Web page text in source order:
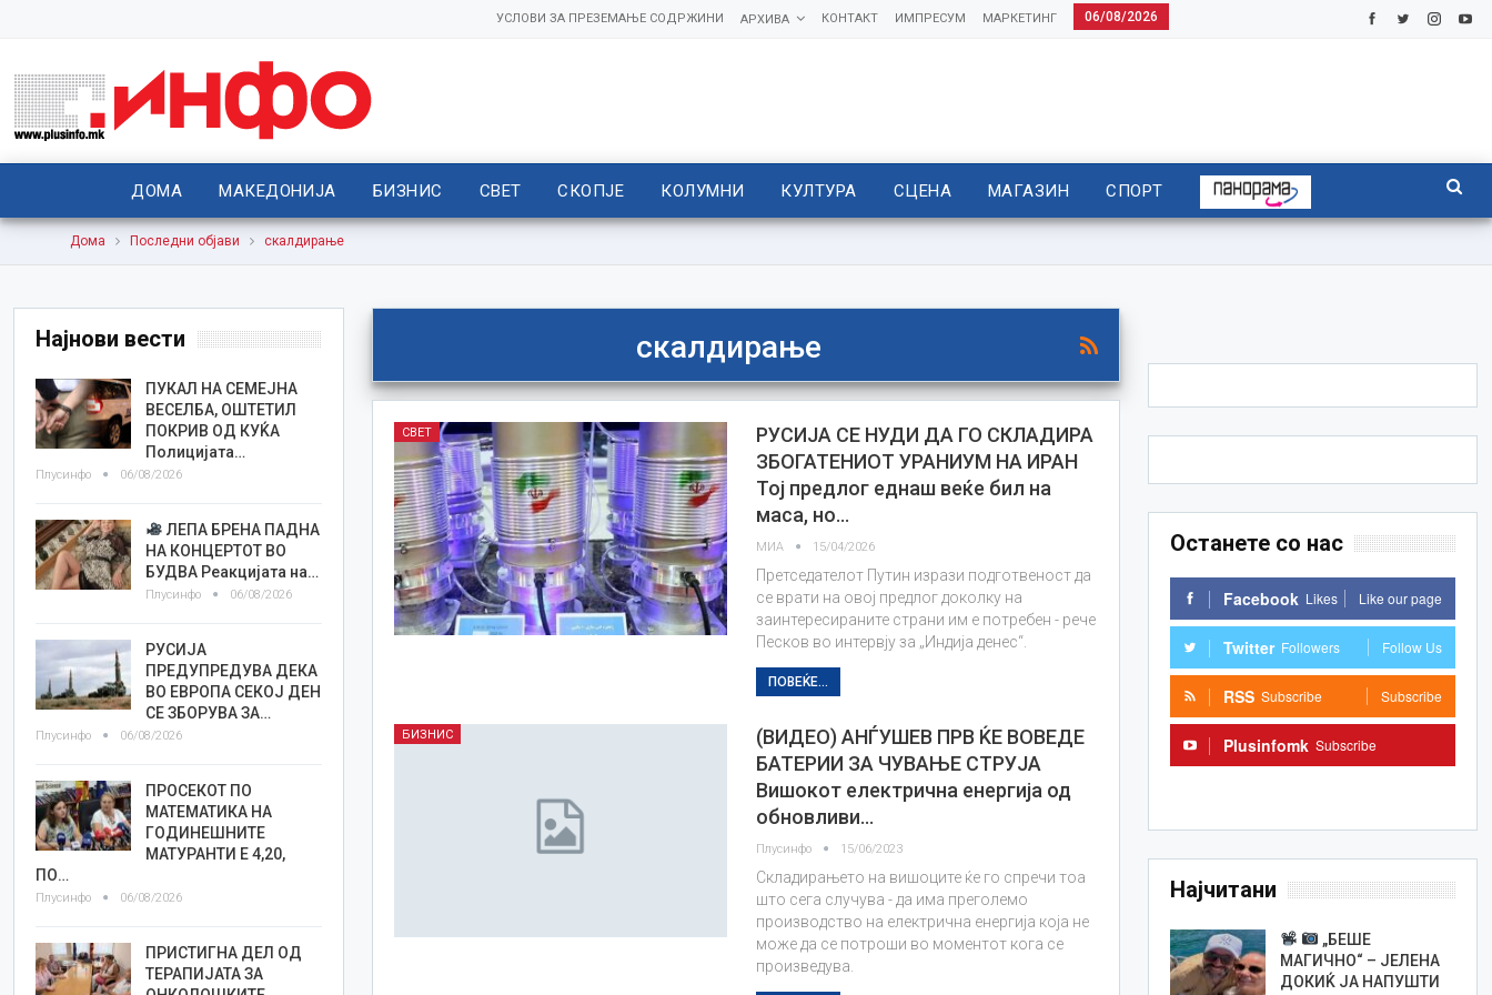
06/08/2026
МАРКЕТИНГ
ИМПРЕСУМ
КОНТАКТ
АРХИВА
УСЛОВИ ЗА ПРЕЗЕМАЊЕ СОДРЖИНИ
ДОМА МАКЕДОНИЈА БИЗНИС СВЕТ СКОПЈЕ КОЛУМНИ КУЛТУРА СЦЕНА МАГАЗИН СПОРТ
Дома Последни објави скалдирање
скалдирање
СВЕТ
РУСИЈА СЕ НУДИ ДА ГО СКЛАДИРА
ЗБОГАТЕНИОТ УРАНИУМ НА ИРАН
Тој предлог еднаш веќе бил на
маса, но…
МИА 15/04/2026
Претседателот Путин изрази подготвеност да
се врати на овој предлог доколку на
заинтересираните страни им е потребен - рече
Песков во интервју за „Индија денес“.
ПОВЕЌЕ...
БИЗНИС
(ВИДЕО) АНЃУШЕВ ПРВ ЌЕ ВОВЕДЕ
БАТЕРИИ ЗА ЧУВАЊЕ СТРУЈА
Вишокот електрична енергија од
обновливи…
Плусинфо 15/06/2023
Складирањето на вишоците ќе го спречи тоа
што сега случува - да има преголемо
производство на електрична енергија која не
може да се потроши во моментот кога се
произведува.
Останете со нас
Facebook Likes Like our page
Twitter Followers Follow Us
RSS Subscribe Subscribe
Plusinfomk Subscribe
Најчитани
„БЕШЕ
МАГИЧНО“ – ЈЕЛЕНА
ДОКИЌ ЈА НАПУШТИ
Најнови вести
ПУКАЛ НА СЕМЕЈНА
ВЕСЕЛБА, ОШТЕТИЛ
ПОКРИВ ОД КУЌА
Полицијата…
Плусинфо 06/08/2026
ЛЕПА БРЕНА ПАДНА
НА КОНЦЕРТОТ ВО
БУДВА Реакцијата на…
Плусинфо 06/08/2026
РУСИЈА
ПРЕДУПРЕДУВА ДЕКА
ВО ЕВРОПА СЕКОЈ ДЕН
СЕ ЗБОРУВА ЗА…
Плусинфо 06/08/2026
ПРОСЕКОТ ПО
МАТЕМАТИКА НА
ГОДИНЕШНИТЕ
МАТУРАНТИ Е 4,20,
ПО…
Плусинфо 06/08/2026
ПРИСТИГНА ДЕЛ ОД
ТЕРАПИЈАТА ЗА